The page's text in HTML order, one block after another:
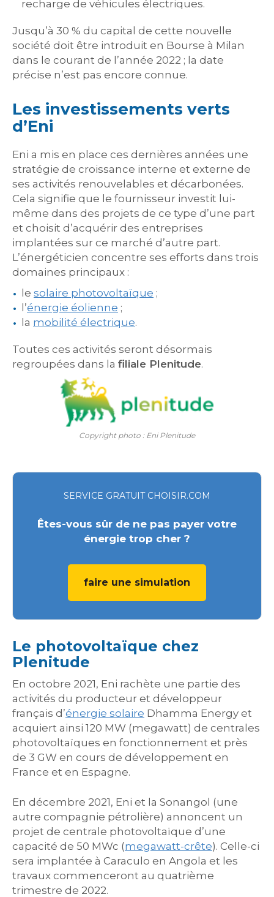
recharge de véhicules électriques.
Jusqu’à 30 % du capital de cette nouvelle
société doit être introduit en Bourse à Milan
dans le courant de l’année 2022 ; la date
précise n’est pas encore connue.
Les investissements verts
d’Eni
Eni a mis en place ces dernières années une
stratégie de croissance interne et externe de
ses activités renouvelables et décarbonées.
Cela signifie que le fournisseur investit lui-
même dans des projets de ce type d’une part
et choisit d’acquérir des entreprises
implantées sur ce marché d’autre part.
L’énergéticien concentre ses efforts dans trois
domaines principaux :
le solaire photovoltaïque ;
l’énergie éolienne ;
la mobilité électrique.
Toutes ces activités seront désormais
regroupées dans la filiale Plenitude.
Copyright photo : Eni Plenitude
SERVICE GRATUIT CHOISIR.COM
Êtes-vous sûr de ne pas payer votre
énergie trop cher ?
faire une simulation
Le photovoltaïque chez
Plenitude
En octobre 2021, Eni rachète une partie des
activités du producteur et développeur
français d’énergie solaire Dhamma Energy et
acquiert ainsi 120 MW (megawatt) de centrales
photovoltaïques en fonctionnement et près
de 3 GW en cours de développement en
France et en Espagne.
En décembre 2021, Eni et la Sonangol (une
autre compagnie pétrolière) annoncent un
projet de centrale photovoltaïque d’une
capacité de 50 MWc (megawatt-crête). Celle-ci
sera implantée à Caraculo en Angola et les
travaux commenceront au quatrième
trimestre de 2022.